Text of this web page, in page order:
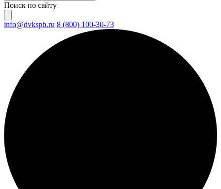
Поиск по сайту
info@dvkspb.ru 8 (800) 100-30-73